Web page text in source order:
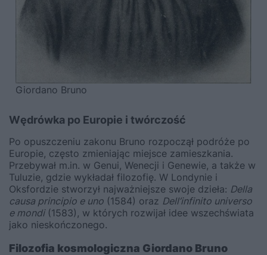
Giordano Bruno
Wędrówka po Europie i twórczość
Po opuszczeniu zakonu Bruno rozpoczął podróże po
Europie, często zmieniając miejsce zamieszkania.
Przebywał m.in. w Genui, Wenecji i Genewie, a także w
Tuluzie, gdzie wykładał filozofię. W Londynie i
Oksfordzie stworzył najważniejsze swoje dzieła: Della
causa principio e uno (1584) oraz Dell’infinito universo
e mondi(1583), w których rozwijał idee wszechświata
jako nieskończonego.
Filozofia kosmologiczna Giordano Bruno